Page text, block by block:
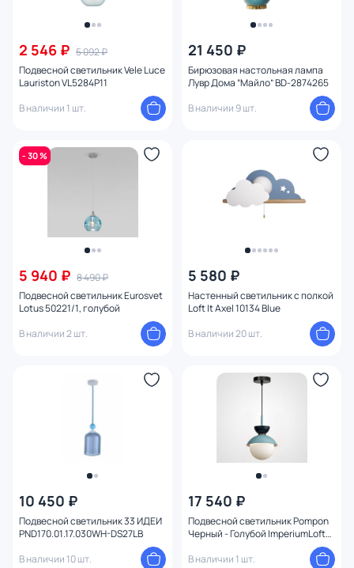
2 546 ₽ 5 092 ₽
Подвесной светильник Vele Luce
Lauriston VL5284P11
В наличии 1 шт.
21 450 ₽
Бирюзовая настольная лампа
Лувр Дома “Майло” BD-2874265
В наличии 9 шт.
- 30 %
5 940 ₽ 8 490 ₽
Подвесной светильник Eurosvet
Lotus 50221/1, голубой
В наличии 2 шт.
5 580 ₽
Настенный светильник с полкой
Loft It Axel 10134 Blue
В наличии 20 шт.
10 450 ₽
Подвесной светильник 33 ИДЕИ
PND170.01.17.030WH-DS27LB
В наличии 10 шт.
17 540 ₽
Подвесной светильник Pompon
Черный - Голубой ImperiumLoft
В наличии 1 шт.